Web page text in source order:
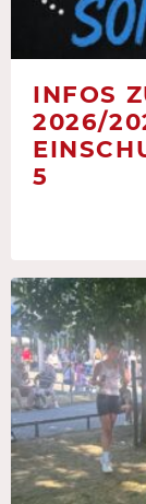
INFOS
2026/
5